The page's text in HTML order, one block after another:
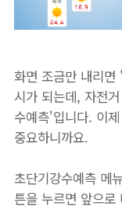
화면 조금만 내리
시가 되는데, 자전
수예측'입니다. 이
중요하니까요.
초단기강수예측 메
튼을 누르면 앞으